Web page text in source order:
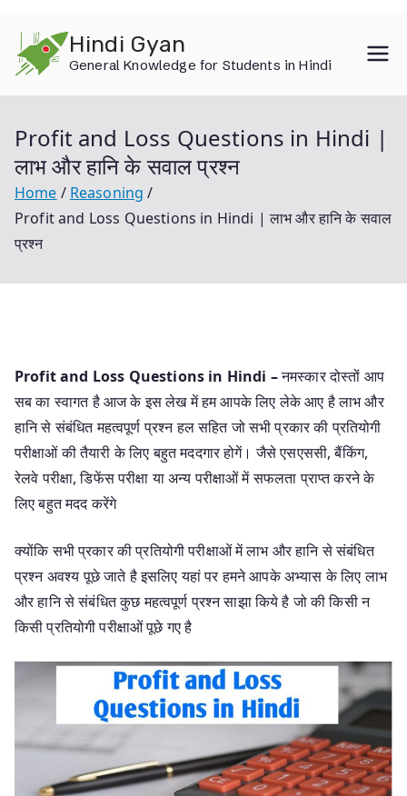
content
Hindi Gyan
General Knowledge for Students in Hindi
Profit and Loss Questions in Hindi |
लाभ और हानि के सवाल प्रश्न
Home
Reasoning
Profit and Loss Questions in Hindi | लाभ और हानि के सवाल
प्रश्न
Profit and Loss Questions in Hindi –नमस्कार दोस्तों आप
सब का स्वागत है आज के इस लेख में हम आपके लिए लेके आए है लाभ और
हानि से संबंधित महत्वपूर्ण प्रश्न हल सहित जो सभी प्रकार की प्रतियोगी
परीक्षाओं की तैयारी के लिए बहुत मददगार होगें। जैसे एसएससी, बैंकिंग,
रेलवे परीक्षा, डिफेंस परीक्षा या अन्य परीक्षाओं में सफलता प्राप्त करने के
लिए बहुत मदद करेंगे
क्योंकि सभी प्रकार की प्रतियोगी परीक्षाओं में लाभ और हानि से संबंधित
प्रश्न अवश्य पूछे जाते है इसलिए यहां पर हमने आपके अभ्यास के लिए लाभ
और हानि से संबंधित कुछ महत्वपूर्ण प्रश्न साझा किये है जो की किसी न
किसी प्रतियोगी परीक्षाओं पूछे गए है